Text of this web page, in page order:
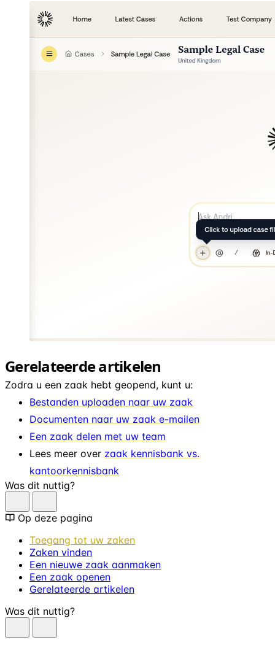
Gerelateerde artikelen
Zodra u een zaak hebt geopend, kunt u:
Bestanden uploaden naar uw zaak
Documenten naar uw zaak e-mailen
Een zaak delen met uw team
Lees meer over zaak kennisbank vs.
kantoorkennisbank
Was dit nuttig?
Op deze pagina
Toegang tot uw zaken
Zaken vinden
Een nieuwe zaak aanmaken
Een zaak openen
Gerelateerde artikelen
Was dit nuttig?